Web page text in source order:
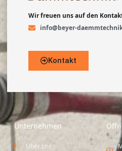
Wir freuen uns auf den
info@beyer-
Kontakt
Unternehmen
Über uns